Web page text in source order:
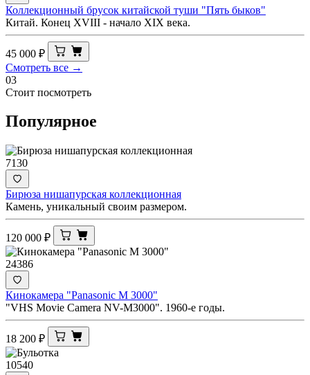
Коллекционный брусок китайской туши "Пять быков"
Китай. Конец XVIII - начало XIX века.
45 000 ₽
Смотреть все →
03
Стоит посмотреть
Популярное
7130
Бирюза нишапурская коллекционная
Камень, уникальный своим размером.
120 000 ₽
24386
Кинокамера "Panasonic M 3000"
"VHS Movie Camera NV-M3000". 1960-е годы.
18 200 ₽
10540